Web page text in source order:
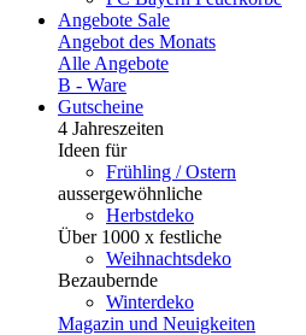
Angebote Sale
Angebot des Monats
Alle Angebote
B - Ware
Gutscheine
4 Jahreszeiten
Ideen für
Frühling / Ostern
aussergewöhnliche
Herbstdeko
Über 1000 x festliche
Weihnachtsdeko
Bezaubernde
Winterdeko
Magazin und Neuigkeiten